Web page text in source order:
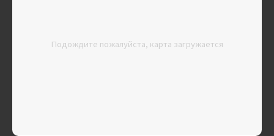
Подождите пожалуйста, карта загружается